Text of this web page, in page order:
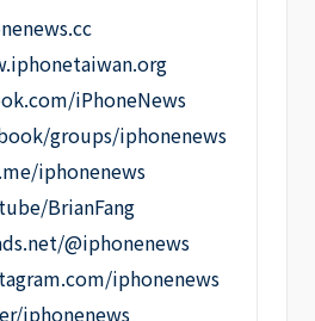
iPhoneNews
groups/iphonenews
iphonenews
BrianFang
@iphonenews
iphonenews
iphonenews